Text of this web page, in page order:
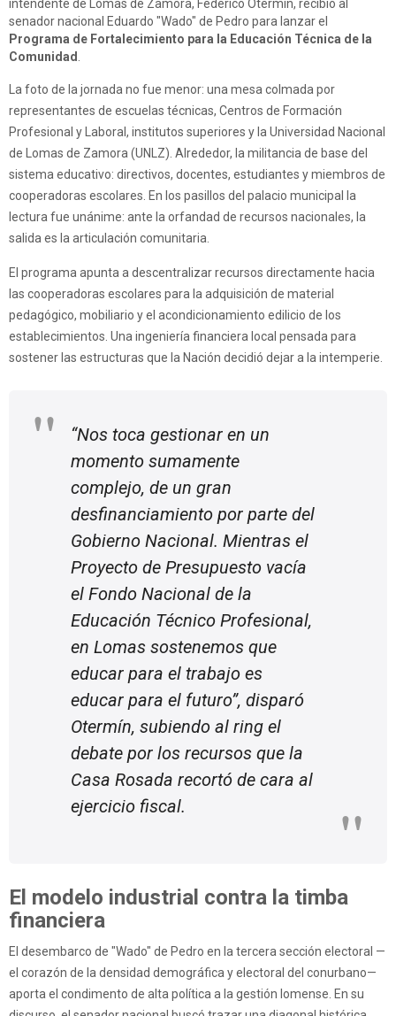
intendente de Lomas de Zamora, Federico Otermín, recibió al
senador nacional Eduardo "Wado" de Pedro para lanzar el
Programa de Fortalecimiento para la Educación Técnica de la
Comunidad
La foto de la jornada no fue menor: una mesa colmada por
representantes de escuelas técnicas, Centros de Formación
Profesional y Laboral, institutos superiores y la Universidad Nacional
de Lomas de Zamora (UNLZ). Alrededor, la militancia de base del
sistema educativo: directivos, docentes, estudiantes y miembros de
cooperadoras escolares. En los pasillos del palacio municipal la
lectura fue unánime: ante la orfandad de recursos nacionales, la
salida es la articulación comunitaria.
El programa apunta a descentralizar recursos directamente hacia
las cooperadoras escolares para la adquisición de material
pedagógico, mobiliario y el acondicionamiento edilicio de los
establecimientos. Una ingeniería financiera local pensada para
sostener las estructuras que la Nación decidió dejar a la intemperie.
“Nos toca gestionar en un
momento sumamente
complejo, de un gran
desfinanciamiento por parte del
Gobierno Nacional. Mientras el
Proyecto de Presupuesto vacía
el Fondo Nacional de la
Educación Técnico Profesional,
en Lomas sostenemos que
educar para el trabajo es
educar para el futuro”, disparó
Otermín, subiendo al ring el
debate por los recursos que la
Casa Rosada recortó de cara al
ejercicio fiscal.
El modelo industrial contra la timba
financiera
El desembarco de "Wado" de Pedro en la tercera sección electoral —
el corazón de la densidad demográfica y electoral del conurbano—
aporta el condimento de alta política a la gestión lomense. En su